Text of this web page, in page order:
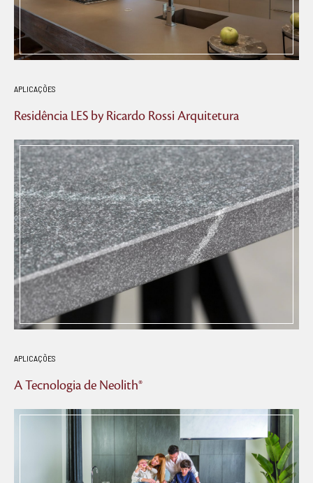
APLICAÇÕES
Residência LES by Ricardo Rossi Arquitetura
APLICAÇÕES
A Tecnologia de Neolith®